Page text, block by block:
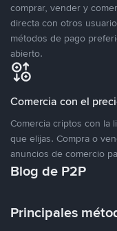
comprar, vender y
directa con otros
métodos de pago
abierto.
Comercia con el
Comercia criptos con la
que elijas. Compra o
anuncios de comercio
Blog de P2P
Principales